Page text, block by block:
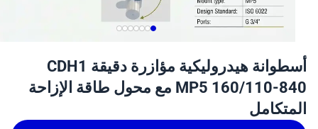
أسطوانة هيدروليكية مؤازرة دقيقة CDH1
MP5 160/110-840 مع محول طاقة الإزاحة